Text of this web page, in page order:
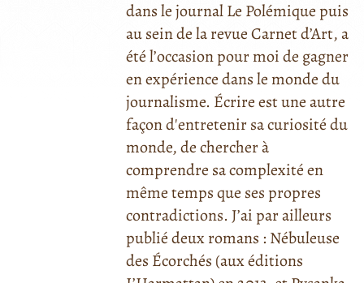
dans le journal Le Polémique puis
au sein de la revue Carnet d’Art, a
été l’occasion pour moi de gagner
en expérience dans le monde du
journalisme. Écrire est une autre
façon d'entretenir sa curiosité du
monde, de chercher à
comprendre sa complexité en
même temps que ses propres
contradictions. J’ai par ailleurs
publié deux romans : Nébuleuse
des Écorchés (aux éditions